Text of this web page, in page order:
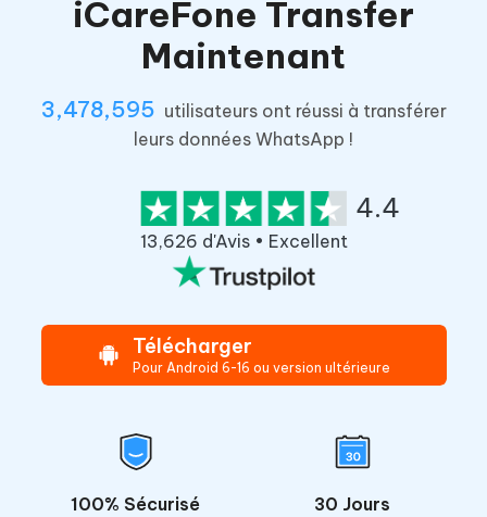
iCareFone Transfer
Maintenant
3,478,595 utilisateurs ont réussi à transférer
leurs données WhatsApp !
13,626 d'Avis • Excellent
4.4
Télécharger
Pour Android 6-16 ou version ultérieure
100% Sécurisé 30 Jours